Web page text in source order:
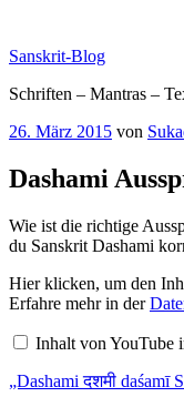
springen
Sanskrit-Blog
Schriften – Mantras –
Veröffentlicht
26. März 2015 von
Dashami
Wie ist die richtige
du Sanskrit Dashami
„Dashami
दशमी
Sanskrit
Pronunciation“
YouTube
Hier klicken, um den
Erfahre mehr in der
Inhalt von YouTube
„Dashami दशमी daśamī